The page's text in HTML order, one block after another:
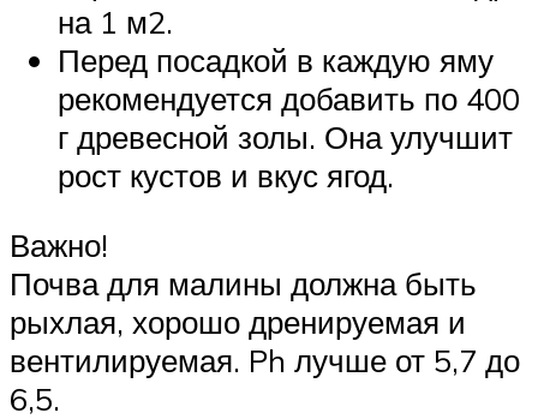
на 1 м2.
Перед посадкой в каждую яму
рекомендуется добавить по 400
г древесной золы. Она улучшит
рост кустов и вкус ягод.
Важно!
Почва для малины должна быть
рыхлая, хорошо дренируемая и
вентилируемая. Ph лучше от 5,7 до
6,5.